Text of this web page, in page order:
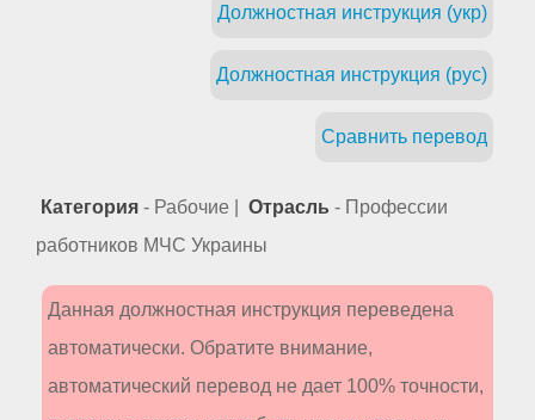
Должностная инструкция (укр)
Должностная инструкция (рус)
Сравнить перевод
Категория - Рабочие | Отрасль - Профессии
работников МЧС Украины
Данная должностная инструкция переведена
автоматически. Обратите внимание,
автоматический перевод не дает 100% точности,